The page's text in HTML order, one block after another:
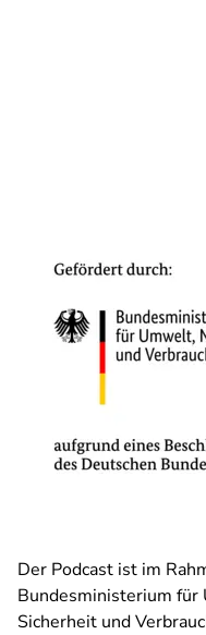
Der Podcast ist im
Bundesministerium für
Sicherheit und